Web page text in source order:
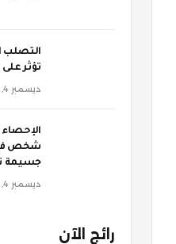
‫التصلب
تؤثر
ديسمبر 4, 2025
شخص في
جسيمة
ديسمبر 4, 2025
رائج الآن